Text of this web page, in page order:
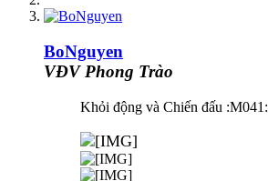
BoNguyen
VĐV Phong Trào
Khỏi động và Chiến đấu :M041: